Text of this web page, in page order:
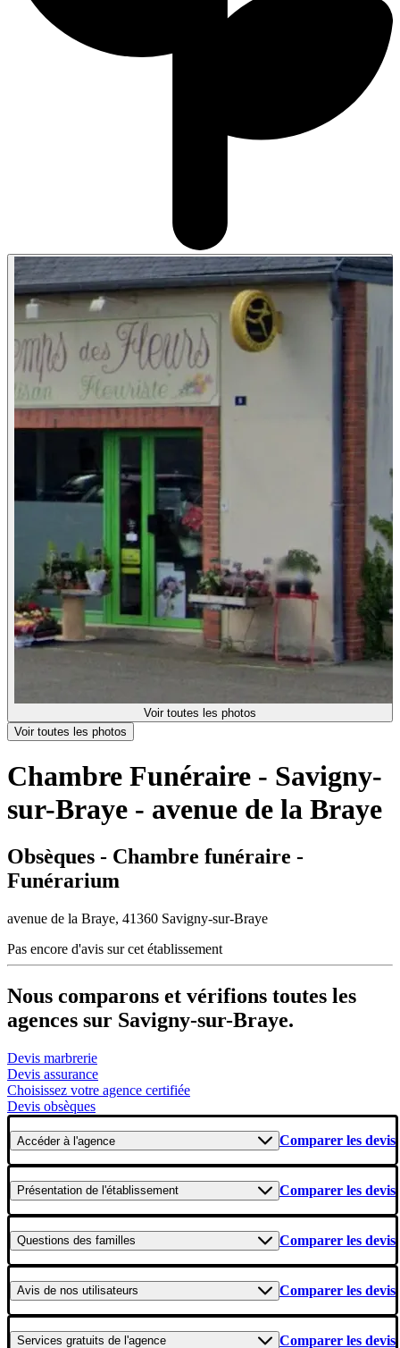
Voir toutes les photos
Voir toutes les photos
Chambre Funéraire - Savigny-
sur-Braye - avenue de la Braye
Obsèques - Chambre funéraire -
Funérarium
avenue de la Braye, 41360 Savigny-sur-Braye
Pas encore d'avis sur cet établissement
Nous comparons et vérifions toutes les
agences sur Savigny-sur-Braye.
Devis marbrerie
Devis assurance
Choisissez votre agence certifiée
Devis obsèques
Accéderà l'agence Comparer les devis
Présentation de l'établissement Comparer les devis
Questions des familles Comparer les devis
Avis de nos utilisateurs Comparer les devis
Services gratuits de l'agence Comparer les devis